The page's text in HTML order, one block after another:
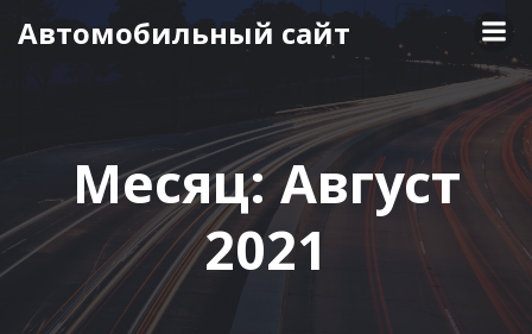
Перейти
к
Автомобильный сайт
Месяц:Август
2021